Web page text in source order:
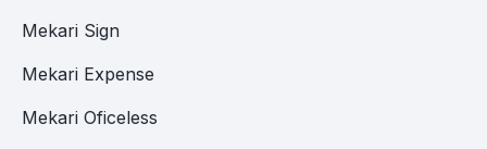
Mekari Sign
Mekari Expense
Mekari Oficeless